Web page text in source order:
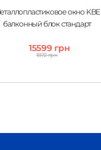
окно KBE
балконный блок стандарт
15599 грн
1872 грн